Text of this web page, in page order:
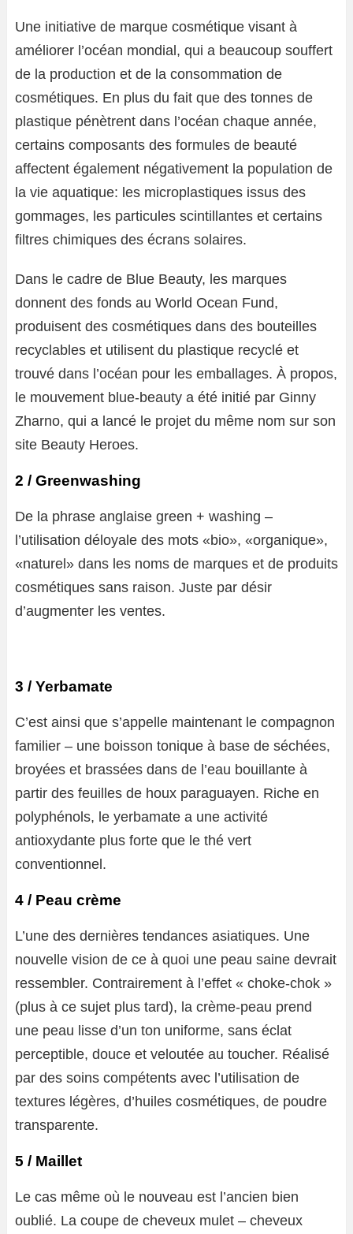
Une initiative de marque cosmétique visant à
améliorer l’océan mondial, qui a beaucoup souffert
de la production et de la consommation de
cosmétiques. En plus du fait que des tonnes de
plastique pénètrent dans l’océan chaque année,
certains composants des formules de beauté
affectent également négativement la population de
la vie aquatique: les microplastiques issus des
gommages, les particules scintillantes et certains
filtres chimiques des écrans solaires.
Dans le cadre de Blue Beauty, les marques
donnent des fonds au World Ocean Fund,
produisent des cosmétiques dans des bouteilles
recyclables et utilisent du plastique recyclé et
trouvé dans l’océan pour les emballages. À propos,
le mouvement blue-beauty a été initié par Ginny
Zharno, qui a lancé le projet du même nom sur son
site Beauty Heroes.
2 / Greenwashing
De la phrase anglaise green + washing –
l’utilisation déloyale des mots «bio», «organique»,
«naturel» dans les noms de marques et de produits
cosmétiques sans raison. Juste par désir
d’augmenter les ventes.
3 / Yerbamate
C’est ainsi que s’appelle maintenant le compagnon
familier – une boisson tonique à base de séchées,
broyées et brassées dans de l’eau bouillante à
partir des feuilles de houx paraguayen. Riche en
polyphénols, le yerbamate a une activité
antioxydante plus forte que le thé vert
conventionnel.
4 / Peau crème
L’une des dernières tendances asiatiques. Une
nouvelle vision de ce à quoi une peau saine devrait
ressembler. Contrairement à l’effet « choke-chok »
(plus à ce sujet plus tard), la crème-peau prend
une peau lisse d’un ton uniforme, sans éclat
perceptible, douce et veloutée au toucher. Réalisé
par des soins compétents avec l’utilisation de
textures légères, d’huiles cosmétiques, de poudre
transparente.
5 / Maillet
Le cas même où le nouveau est l’ancien bien
oublié. La coupe de cheveux mulet – cheveux